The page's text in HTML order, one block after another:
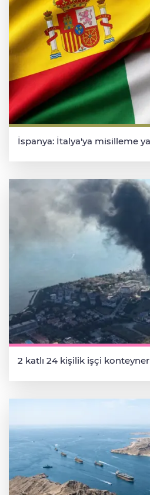
İspanya: İtalya'ya misilleme
2 katlı 24 kişilik işçi